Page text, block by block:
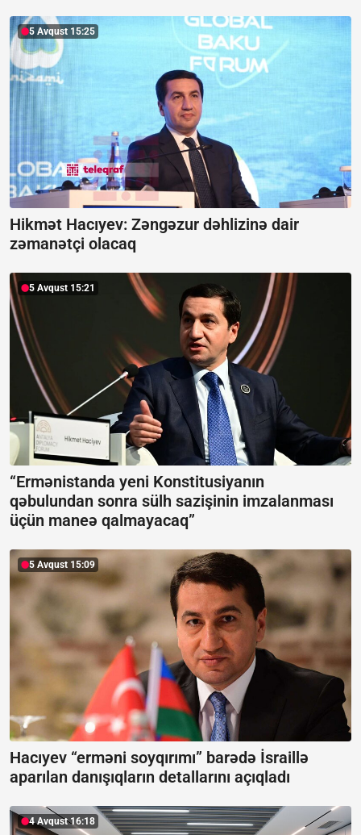
5 Avqust 15:25
Hikmət Hacıyev: Zəngəzur dəhlizinə dair
zəmanətçi olacaq
5 Avqust 15:21
“Ermənistanda yeni Konstitusiyanın
qəbulundan sonra sülh sazişinin imzalanması
üçün maneə qalmayacaq”
5 Avqust 15:09
Hacıyev “erməni soyqırımı” barədə İsraillə
aparılan danışıqların detallarını açıqladı
4 Avqust 16:18